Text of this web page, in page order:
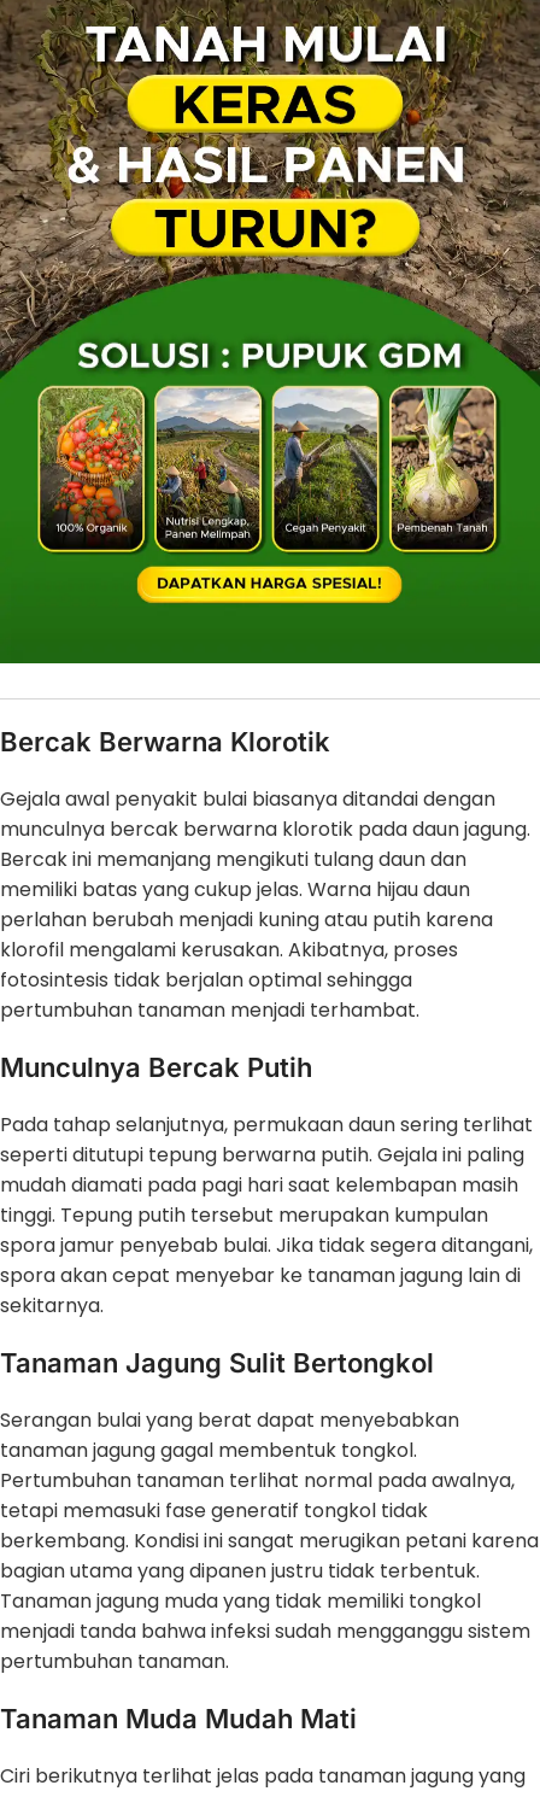
Bercak Berwarna Klorotik
Gejala awal penyakit bulai biasanya ditandai dengan
munculnya bercak berwarna klorotik pada daun jagung.
Bercak ini memanjang mengikuti tulang daun dan
memiliki batas yang cukup jelas. Warna hijau daun
perlahan berubah menjadi kuning atau putih karena
klorofil mengalami kerusakan. Akibatnya, proses
fotosintesis tidak berjalan optimal sehingga
pertumbuhan tanaman menjadi terhambat.
Munculnya Bercak Putih
Pada tahap selanjutnya, permukaan daun sering terlihat
seperti ditutupi tepung berwarna putih. Gejala ini paling
mudah diamati pada pagi hari saat kelembapan masih
tinggi. Tepung putih tersebut merupakan kumpulan
spora jamur penyebab bulai. Jika tidak segera ditangani,
spora akan cepat menyebar ke tanaman jagung lain di
sekitarnya.
Tanaman Jagung Sulit Bertongkol
Serangan bulai yang berat dapat menyebabkan
tanaman jagung gagal membentuk tongkol.
Pertumbuhan tanaman terlihat normal pada awalnya,
tetapi memasuki fase generatif tongkol tidak
berkembang. Kondisi ini sangat merugikan petani karena
bagian utama yang dipanen justru tidak terbentuk.
Tanaman jagung muda yang tidak memiliki tongkol
menjadi tanda bahwa infeksi sudah mengganggu sistem
pertumbuhan tanaman.
Tanaman Muda Mudah Mati
Ciri berikutnya terlihat jelas pada tanaman jagung yang